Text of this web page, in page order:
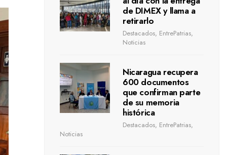
de DIMEX y llama a
retirarlo
Destacados, EntrePatrias,
Noticias
Nicaragua recupera
600 documentos
que confirman parte
de su memoria
histórica
Destacados, EntrePatrias,
Noticias